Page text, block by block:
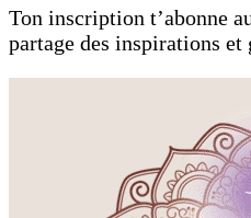
Ton inscription t’abonne
partage des inspirations